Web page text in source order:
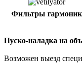
Фильтры гармоник
Пуско-наладка на
Возможен выезд